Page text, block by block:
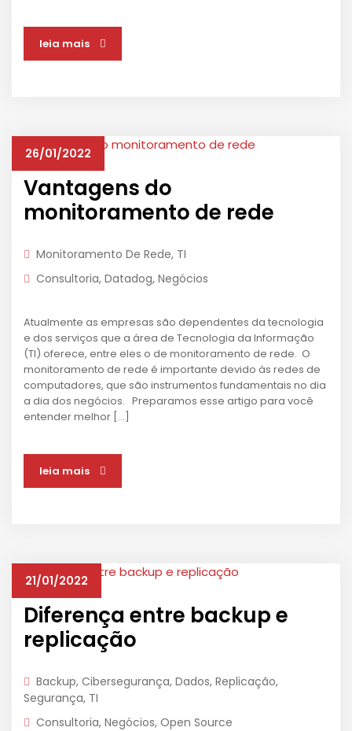
leia mais
26/01/2022
Vantagens do
monitoramento de rede
Monitoramento De Rede, TI
Consultoria, Datadog, Negócios
Atualmente as empresas são dependentes da tecnologia
e dos serviços que a área de Tecnologia da Informação
(TI) oferece, entre eles o de monitoramento de rede. O
monitoramento de rede é importante devido às redes de
computadores, que são instrumentos fundamentais no dia
a dia dos negócios. Preparamos esse artigo para você
entender melhor […]
leia mais
21/01/2022
Diferença entre backup e
replicação
Backup, Cibersegurança, Dados, Replicação,
Segurança, TI
Consultoria, Negócios, Open Source